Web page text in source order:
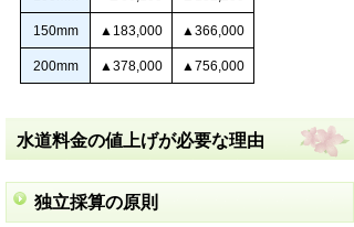
150mm ▲183,000 ▲366,000
200mm ▲378,000 ▲756,000
水道料金の値上げが必要な理由
独立採算の原則